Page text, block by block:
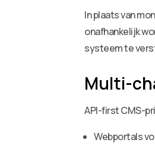
In plaats van
onafhankelijk
systeem te
Multi-
API-first CMS-
Webportals